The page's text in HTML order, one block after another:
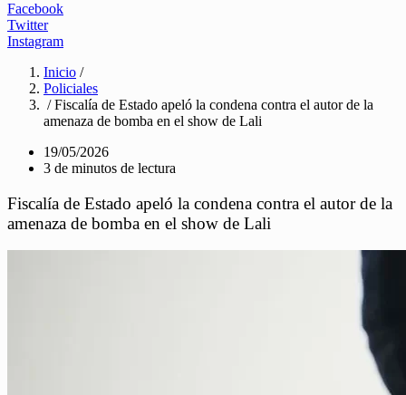
Facebook
Twitter
Instagram
Inicio /
Policiales
/ Fiscalía de Estado apeló la condena contra el autor de la
amenaza de bomba en el show de Lali
19/05/2026
3 de minutos de lectura
Fiscalía de Estado apeló la condena contra el autor de la
amenaza de bomba en el show de Lali